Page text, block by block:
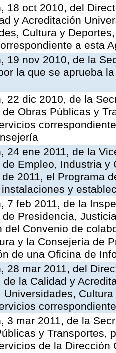
18 oct 2010, del
y Acreditación
Cultura y
a esta
19 nov 2010, de la
la que se aprueba
22 dic 2010, de la
Obras Públicas y
24 ene 2011, de la
Empleo, Industria
2011, el Programa
y
7 feb 2011, de la
Presidencia,
del Convenio de
y la Consejería de
de una Oficina de
28 mar 2011, del
de la Calidad y
Universidades,
3 mar 2011, de la
y Transportes,
de la